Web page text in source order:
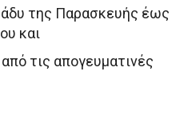
της Παρασκευής έως
και
τις απογευματινές